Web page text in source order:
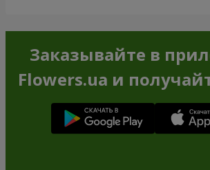
Заказывайте в
Flowers.ua и